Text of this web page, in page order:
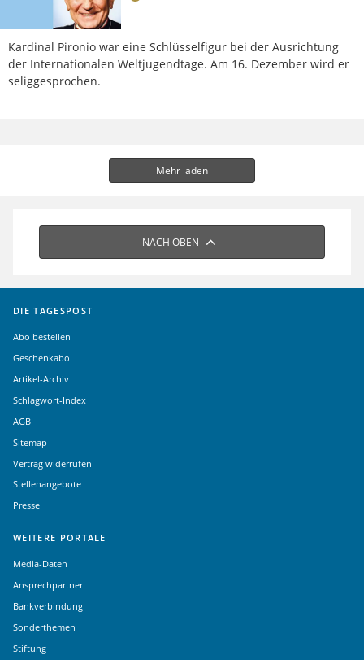
Kardinal Pironio war eine Schlüsselfigur bei der Ausrichtung
der Internationalen Weltjugendtage. Am 16. Dezember wird er
seliggesprochen.
Mehr laden
NACH OBEN
DIE TAGESPOST
Abo bestellen
Geschenkabo
Artikel-Archiv
Schlagwort-Index
AGB
Sitemap
Vertrag widerrufen
Stellenangebote
Presse
WEITERE PORTALE
Media-Daten
Ansprechpartner
Bankverbindung
Sonderthemen
Stiftung